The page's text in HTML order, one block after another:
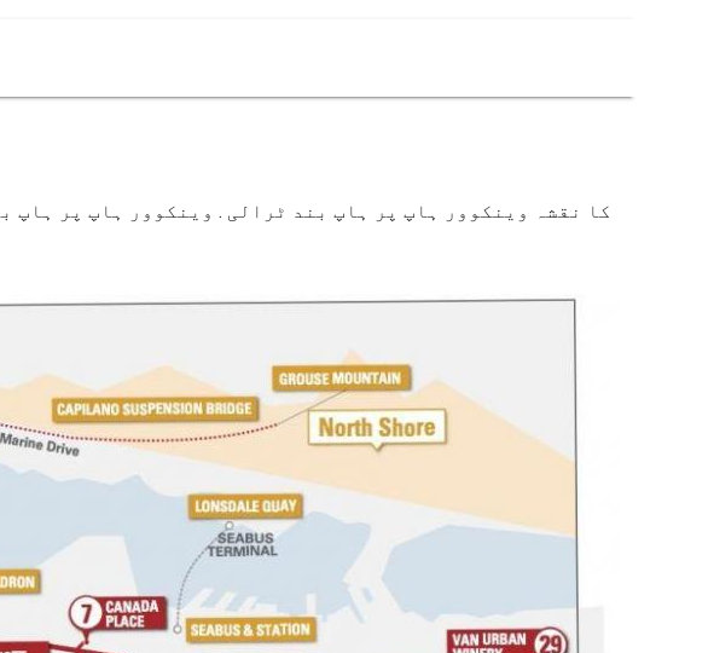
کا نقشہ وینکوور ہاپ پر ہاپ بند ٹرالی . وینکوور ہاپ پر